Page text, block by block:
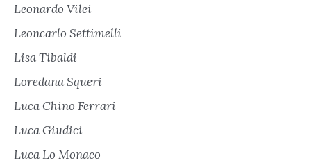
Leonardo Vilei
Leoncarlo Settimelli
Lisa Tibaldi
Loredana Squeri
Luca Chino Ferrari
Luca Giudici
Luca Lo Monaco